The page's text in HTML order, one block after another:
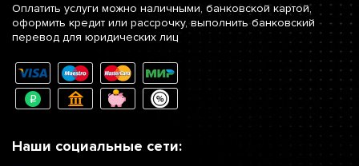
Оплатить услуги можно наличными, банковской картой,
оформить кредит или рассрочку, выполнить банковский
перевод для юридических лиц
Наши социальные сети: